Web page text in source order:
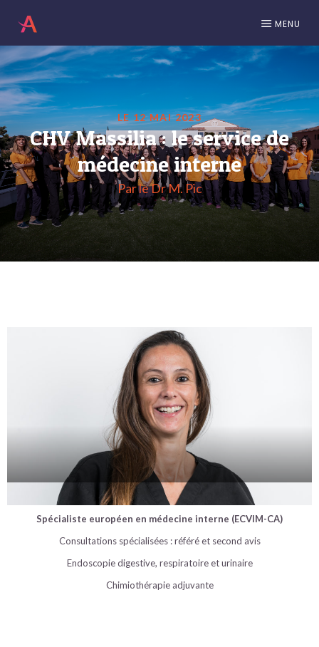
MENU
LE 12 MAI 2023
CHV Massilia : le service de
médecine interne
Par le Dr M. Pic
Dr Cindy Chervier
Spécialiste européen en médecine interne (ECVIM-CA)
Consultations spécialisées : référé et second avis
Endoscopie digestive, respiratoire et urinaire
Chimiothérapie adjuvante